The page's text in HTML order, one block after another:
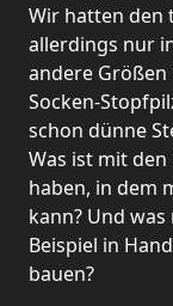
Wir hatten den
allerdings nur
andere Größen
Socken-
schon dünne
Was ist mit
haben, in dem
kann? Und
Beispiel in
bauen?